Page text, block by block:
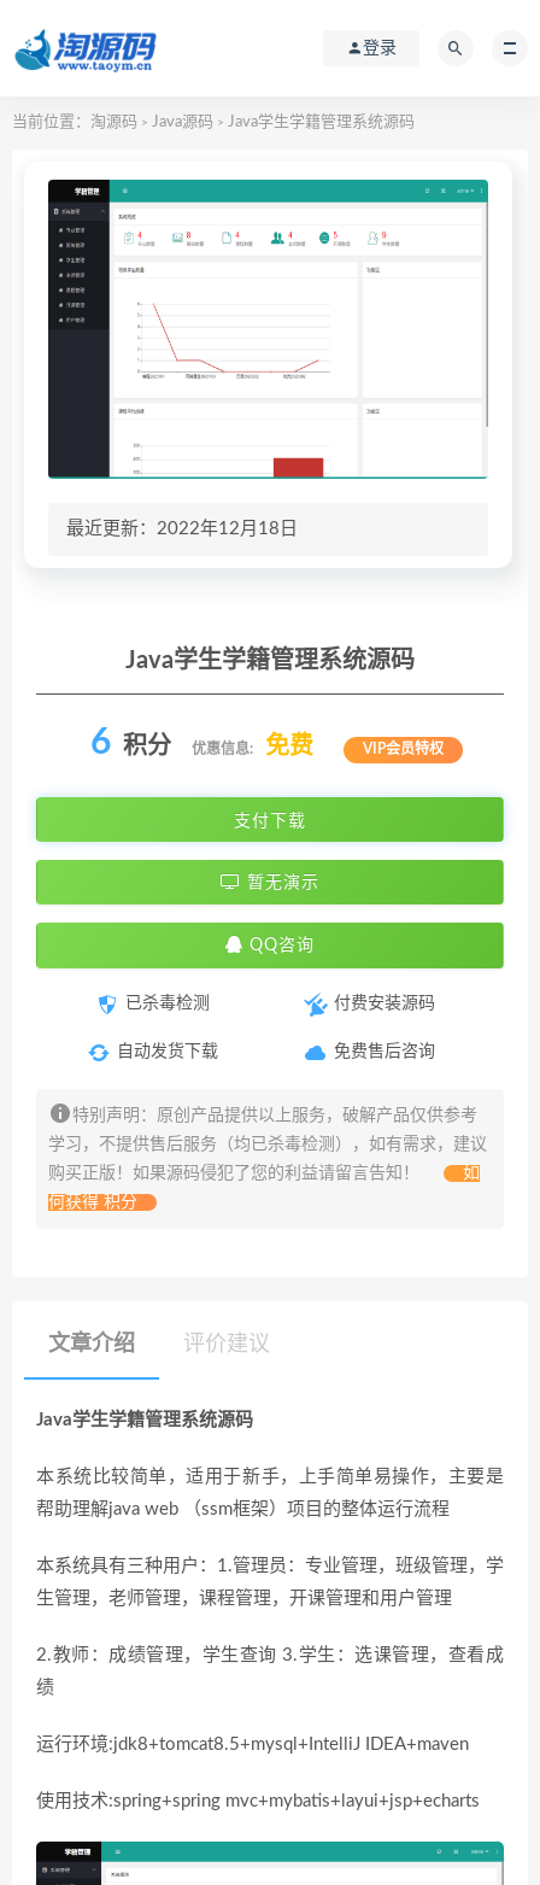
登录
当前位置： 淘源码 > Java源码 > Java学生学籍管理系统源码
最近更新：2022年12月18日
Java学生学籍管理系统源码
6 积分 优惠信息: 免费 VIP会员特权
支付下载
暂无演示
QQ咨询
已杀毒检测
自动发货下载
付费安装源码
免费售后咨询
特别声明：原创产品提供以上服务，破解产品仅供参考
学习，不提供售后服务（均已杀毒检测），如有需求，建议
购买正版！如果源码侵犯了您的利益请留言告知！
如
何获得 积分
文章介绍 评价建议
Java学生学籍管理系统源码
本系统比较简单，适用于新手，上手简单易操作，主要是
帮助理解java web （ssm框架）项目的整体运行流程
本系统具有三种用户：1.管理员：专业管理，班级管理，学
生管理，老师管理，课程管理，开课管理和用户管理
2.教师：成绩管理，学生查询 3.学生：选课管理，查看成
绩
运行环境:jdk8+tomcat8.5+mysql+IntelliJ IDEA+maven
使用技术:spring+spring mvc+mybatis+layui+jsp+echarts